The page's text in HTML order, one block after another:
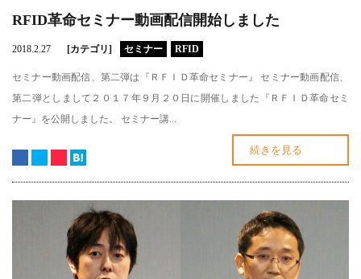
RFID革命セミナー動画配信開始しました
2018.2.27 [カテゴリ] セミナー RFID
セミナー動画配信、第二弾は『ＲＦＩＤ革命セミナー』 セミナー動画配信、
第二弾としまして２０１７年９月２０日に開催しました『ＲＦＩＤ革命セミ
ナー』を公開しました。 セミナー講...
続きを見る